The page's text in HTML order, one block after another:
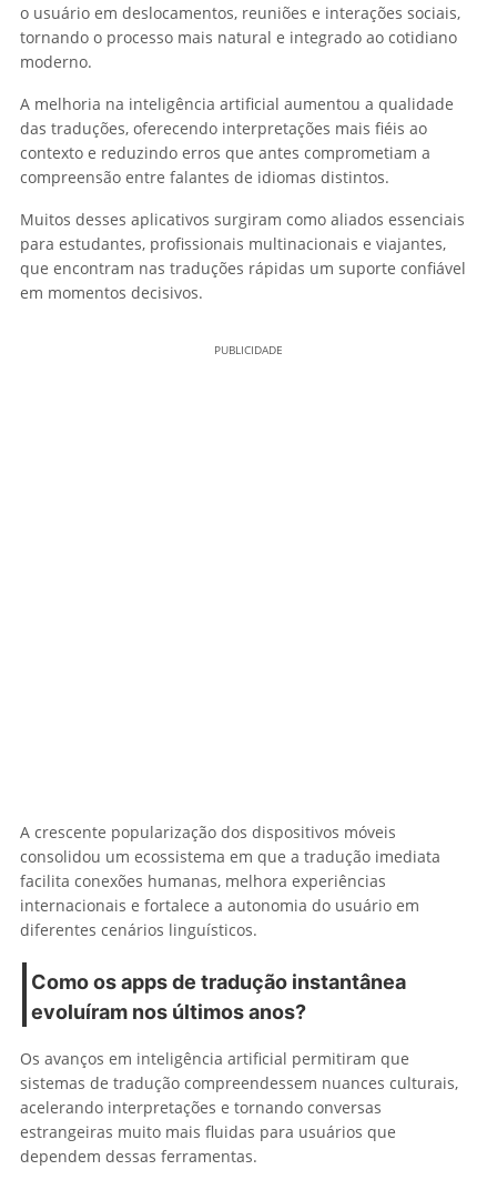
o usuário em deslocamentos, reuniões e interações sociais,
tornando o processo mais natural e integrado ao cotidiano
moderno.
A melhoria na inteligência artificial aumentou a qualidade
das traduções, oferecendo interpretações mais fiéis ao
contexto e reduzindo erros que antes comprometiam a
compreensão entre falantes de idiomas distintos.
Muitos desses aplicativos surgiram como aliados essenciais
para estudantes, profissionais multinacionais e viajantes,
que encontram nas traduções rápidas um suporte confiável
em momentos decisivos.
PUBLICIDADE
A crescente popularização dos dispositivos móveis
consolidou um ecossistema em que a tradução imediata
facilita conexões humanas, melhora experiências
internacionais e fortalece a autonomia do usuário em
diferentes cenários linguísticos.
Como os apps de tradução instantânea
evoluíram nos últimos anos?
Os avanços em inteligência artificial permitiram que
sistemas de tradução compreendessem nuances culturais,
acelerando interpretações e tornando conversas
estrangeiras muito mais fluidas para usuários que
dependem dessas ferramentas.